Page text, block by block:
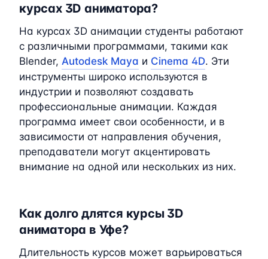
курсах 3D аниматора?
На курсах 3D анимации студенты работают
с различными программами, такими как
Blender, Autodesk Maya и Cinema 4D. Эти
инструменты широко используются в
индустрии и позволяют создавать
профессиональные анимации. Каждая
программа имеет свои особенности, и в
зависимости от направления обучения,
преподаватели могут акцентировать
внимание на одной или нескольких из них.
Как долго длятся курсы 3D
аниматора в Уфе?
Длительность курсов может варьироваться